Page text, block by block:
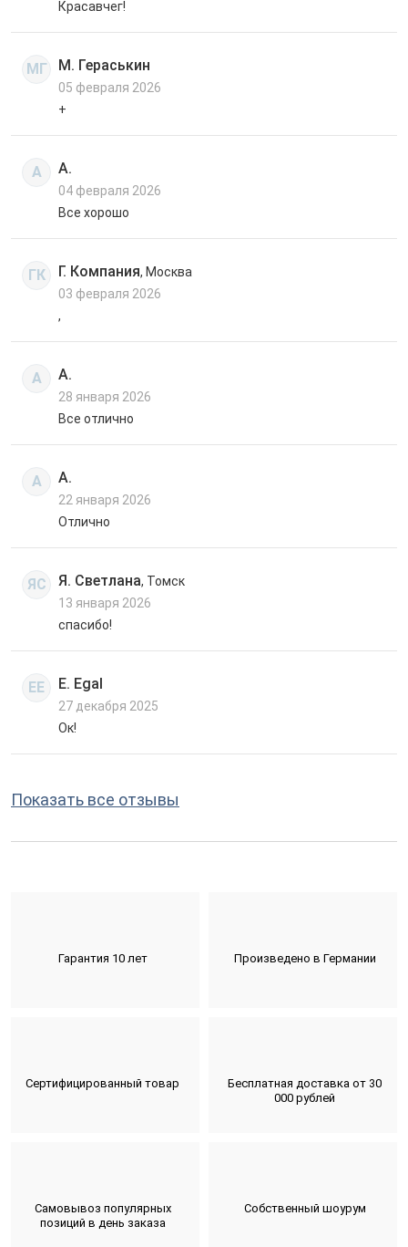
Красавчег!
МГ М. Гераськин
05 февраля 2026
+
А А.
04 февраля 2026
Все хорошо
ГК Г. Компания, Москва
03 февраля 2026
,
А А.
28 января 2026
Все отлично
А А.
22 января 2026
Отлично
ЯС Я. Светлана, Томск
13 января 2026
спасибо!
EE E. Egal
27 декабря 2025
Ок!
Показать все отзывы
Гарантия 10 лет Произведено в Германии
Сертифицированный товар
Бесплатная доставка от 30
000 рублей
Самовывоз популярных
позиций в день заказа
Собственный шоурум